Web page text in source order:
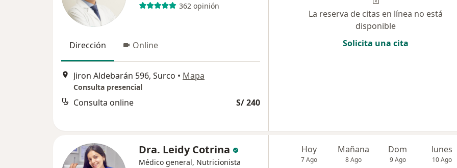
362 opinión
Dirección Online
Jiron Aldebarán 596, Surco • Mapa
Consulta presencial
Consulta online S/ 240
La reserva de citas en línea no está
disponible
Solicita una cita
Dra. Leidy Cotrina
Médico general, Nutricionista
Hoy
7 Ago
Mañana
8 Ago
Dom
9 Ago
lunes
10 Ago